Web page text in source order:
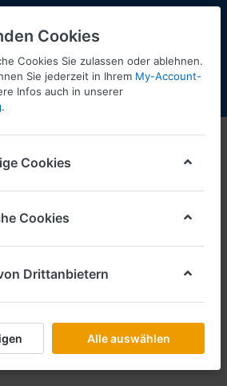
Shopaktualisierung
Cookies
Cookies Sie zulassen oder ablehnen.
Sie jederzeit in Ihrem My-Account-
Infos auch in unserer
.
Cookies
Cookies
Drittanbietern
Alle auswählen